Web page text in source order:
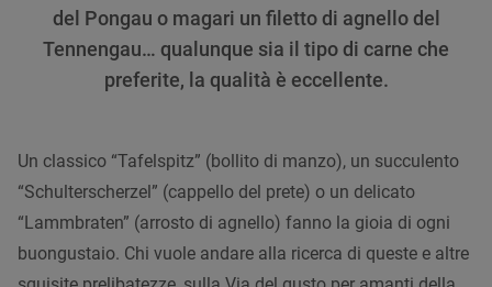
del Pongau o magari un filetto di agnello del
Tennengau… qualunque sia il tipo di carne che
preferite, la qualità è eccellente.
Un classico “Tafelspitz” (bollito di manzo), un succulento
“Schulterscherzel” (cappello del prete) o un delicato
“Lammbraten” (arrosto di agnello) fanno la gioia di ogni
buongustaio. Chi vuole andare alla ricerca di queste e altre